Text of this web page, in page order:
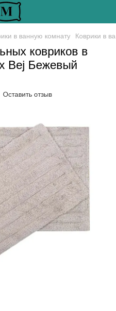
в ванную комнату Коврики в
ковриков в
Bej Бежевый
Оставить отзыв